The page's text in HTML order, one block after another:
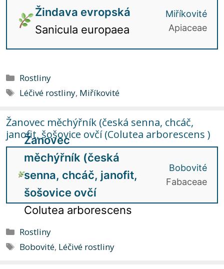
Žindava evropská
Sanicula europaea
Miříkovité
Apiaceae
Rubriky
Rostliny
Štítky
Léčivé rostliny, Miříkovité
Žanovec měchýřník (česká senna, chcáč,
janofit, šošovice ovčí (Colutea arborescens )
Žanovec
měchýřník (česká
senna, chcáč, janofit,
šošovice ovčí
Colutea arborescens
Bobovité
Fabaceae
Rubriky
Rostliny
Štítky
Bobovité, Léčivé rostliny